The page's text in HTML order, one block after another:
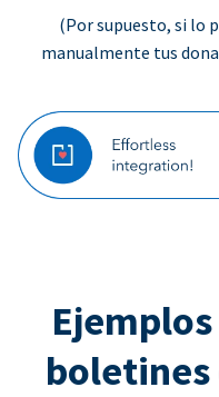
(Por supuesto, si lo
manualmente tus